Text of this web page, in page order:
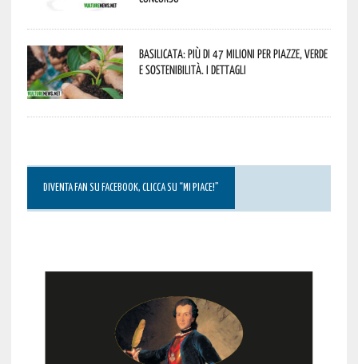
Basilicata: più di 47 milioni per piazze, verde
e sostenibilità. I dettagli
DIVENTA FAN SU FACEBOOK, CLICCA SU “MI PIACE!”